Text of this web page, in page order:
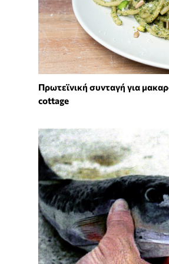
Πρωτεϊνική συνταγή για
cottage